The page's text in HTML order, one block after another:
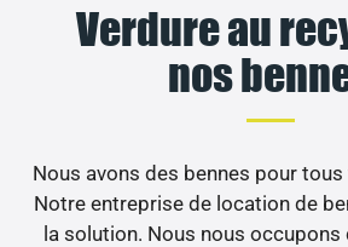
Verdure au
nos
Nous avons des bennes pour
Notre entreprise de location de
la solution. Nous nous